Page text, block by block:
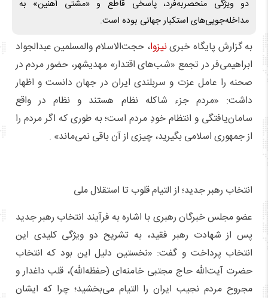
دو ویژگی منحصر‌به‌فرد، پاسخی قاطع و «مشتی آهنین» به
مداخله‌جویی‌های استکبار جهانی بوده است.
به گزارش پایگاه خبرینیزوا، حجت‌الاسلام والمسلمین عبدالجواد
ابراهیمی‌فر در تجمع «شب‌های اقتدار» مهدیشهر، حضور مردم در
صحنه را عامل عزت و سربلندی ایران در جهان دانست و اظهار
داشت: «مردم جزء شاکله نظام هستند و نظام در واقع
سامان‌یافتگی و انتظام خودِ مردم است؛ به طوری که اگر مردم را
از جمهوری اسلامی بگیرید، چیزی از آن باقی نمی‌ماند» .
انتخاب رهبر جدید؛ از التیام قلوب تا استقلال ملی
عضو مجلس خبرگان رهبری با اشاره به فرآیند انتخاب رهبر جدید
پس از شهادت رهبر فقید، به تشریح دو ویژگی کلیدی این
انتخاب پرداخت و گفت: «نخستین دلیل این بود که انتخاب
حضرت آیت‌الله حاج مجتبی خامنه‌ای (حفظه‌الله)، قلب داغدار و
مجروح مردم نجیب ایران را التیام می‌بخشید؛ چرا که ایشان